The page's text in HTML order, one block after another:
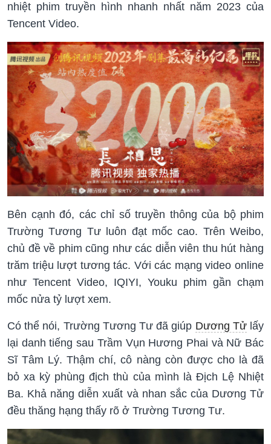
nhiệt phim truyền hình nhanh nhất năm 2023 của
Tencent Video.
Bên cạnh đó, các chỉ số truyền thông của bộ phim
Trường Tương Tư luôn đạt mốc cao. Trên Weibo,
chủ đề về phim cũng như các diễn viên thu hút hàng
trăm triệu lượt tương tác. Với các mạng video online
như Tencent Video, IQIYI, Youku phim gần chạm
mốc nửa tỷ lượt xem.
Có thể nói, Trường Tương Tư đã giúp Dương Tửlấy
lại danh tiếng sau Trầm Vụn Hương Phai và Nữ Bác
Sĩ Tâm Lý. Thậm chí, cô nàng còn được cho là đã
bỏ xa kỳ phùng địch thù của mình là Địch Lệ Nhiệt
Ba. Khả năng diễn xuất và nhan sắc của Dương Tử
đều thăng hạng thấy rõ ở Trường Tương Tư.